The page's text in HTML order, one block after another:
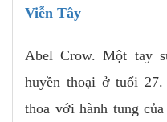
Viễn Tây
Abel Crow. Một tay
huyền thoại ở tuổi
thoa với hành tung